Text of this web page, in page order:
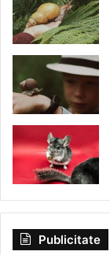
Publicitate